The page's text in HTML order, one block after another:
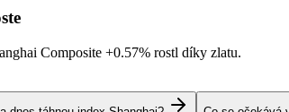
Composite +0.57% rostl díky zlatu.